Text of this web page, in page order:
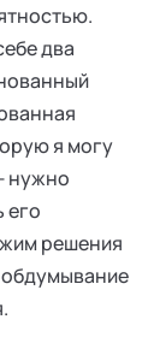
два
я могу
нужно
его
решения
обдумывание